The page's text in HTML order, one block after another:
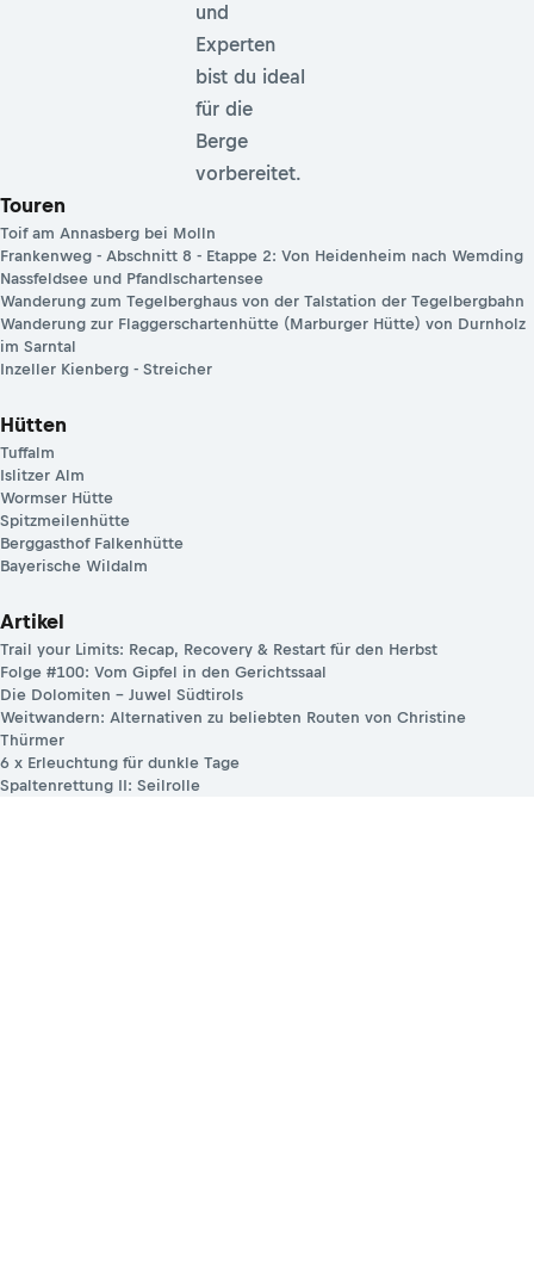
und
Experten
bist du ideal
für die
Berge
vorbereitet.
Touren
Toif am Annasberg bei Molln
Frankenweg - Abschnitt 8 - Etappe 2: Von Heidenheim nach Wemding
Nassfeldsee und Pfandlschartensee
Wanderung zum Tegelberghaus von der Talstation der Tegelbergbahn
Wanderung zur Flaggerschartenhütte (Marburger Hütte) von Durnholz
im Sarntal
Inzeller Kienberg - Streicher
Hütten
Tuffalm
Islitzer Alm
Wormser Hütte
Spitzmeilenhütte
Berggasthof Falkenhütte
Bayerische Wildalm
Artikel
Trail your Limits: Recap, Recovery & Restart für den Herbst
Folge #100: Vom Gipfel in den Gerichtssaal
Die Dolomiten – Juwel Südtirols
Weitwandern: Alternativen zu beliebten Routen von Christine
Thürmer
6 x Erleuchtung für dunkle Tage
Spaltenrettung II: Seilrolle